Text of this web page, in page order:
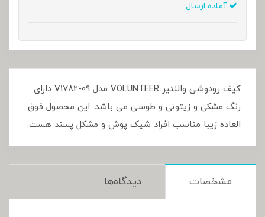
آماده ارسال
کیف رودوشی والنتیر VOLUNTEER مدل V1782-09 دارای
رنگ مشکی و زیتونی و طوسی می باشد. این محصول فوق
العاده زیبا مناسب افراد شیک پوش و مشکل پسند هست.
مشخصات دیدگاه‌ها